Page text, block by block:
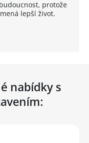
protože
lepší život.
nabídky s